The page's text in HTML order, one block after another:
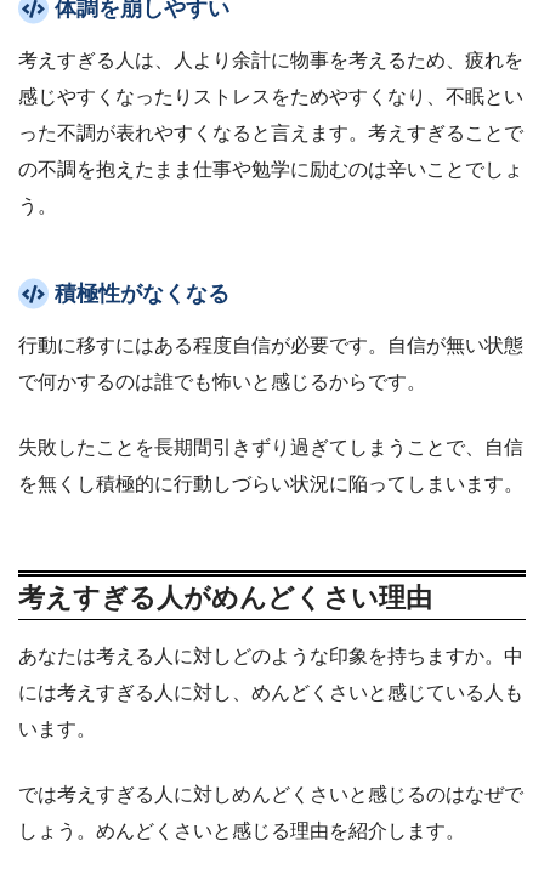
体調を崩しやすい
考えすぎる人は、人より余計に物事を考えるため、疲れを
感じやすくなったりストレスをためやすくなり、不眠とい
った不調が表れやすくなると言えます。考えすぎることで
の不調を抱えたまま仕事や勉学に励むのは辛いことでしょ
う。
積極性がなくなる
行動に移すにはある程度自信が必要です。自信が無い状態
で何かするのは誰でも怖いと感じるからです。
失敗したことを長期間引きずり過ぎてしまうことで、自信
を無くし積極的に行動しづらい状況に陥ってしまいます。
考えすぎる人がめんどくさい理由
あなたは考える人に対しどのような印象を持ちますか。中
には考えすぎる人に対し、めんどくさいと感じている人も
います。
では考えすぎる人に対しめんどくさいと感じるのはなぜで
しょう。めんどくさいと感じる理由を紹介します。